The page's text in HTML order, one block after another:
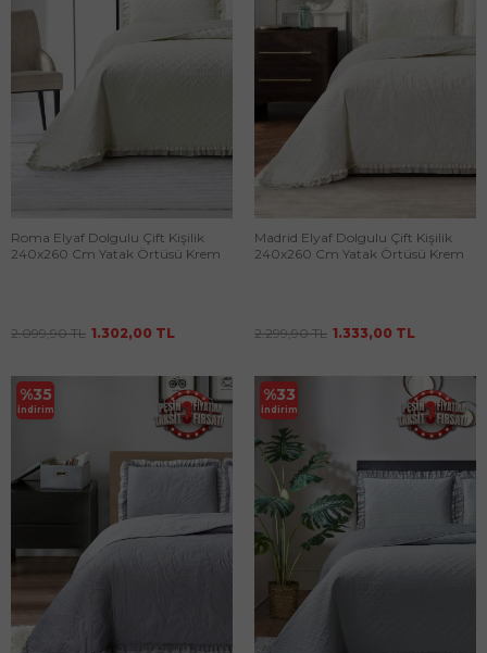
Roma Elyaf Dolgulu Çift Kişilik
240x260 Cm Yatak Örtüsü Krem
2.099,90TL 1.302,00 TL
Madrid Elyaf Dolgulu Çift Kişilik
240x260 Cm Yatak Örtüsü Krem
2.299,90TL 1.333,00 TL
%35
İndirim
%33
İndirim